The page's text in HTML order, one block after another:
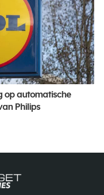
op automatische
Philips